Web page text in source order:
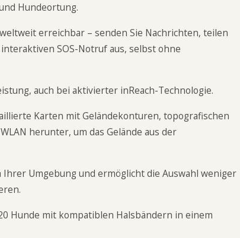
Hundeortung.
erreichbar – senden Sie Nachrichten, teilen
SOS-Notruf aus, selbst ohne
auch bei aktivierter inReach-Technologie.
Karten mit Geländekonturen, topografischen
herunter, um das Gelände aus der
Umgebung und ermöglicht die Auswahl weniger
Hunde mit kompatiblen Halsbändern in einem